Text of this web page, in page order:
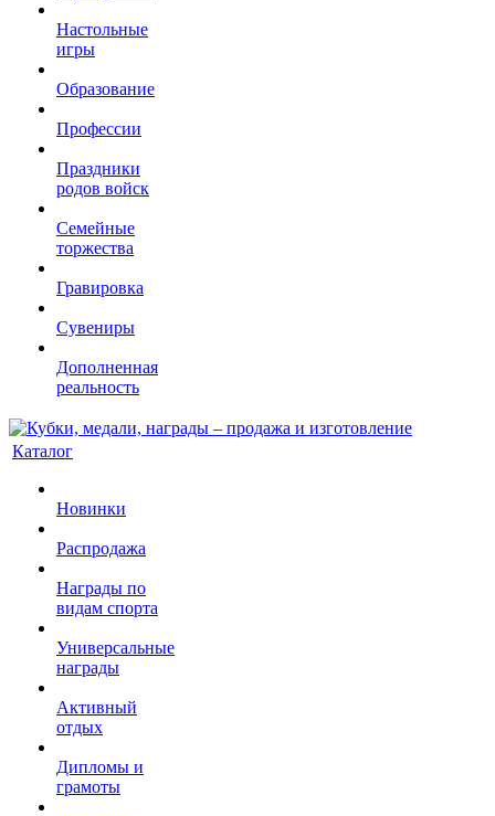
Настольные
игры
Образование
Профессии
Праздники
родов войск
Семейные
торжества
Гравировка
Сувениры
Дополненная
реальность
Каталог
Новинки
Распродажа
Награды по
видам спорта
Универсальные
награды
Активный
отдых
Дипломы и
грамоты